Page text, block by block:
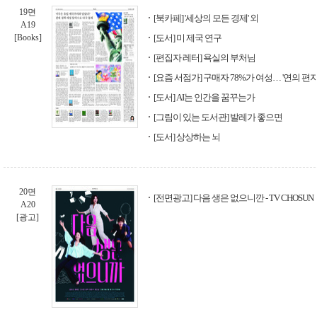
19면
A19
[Books]
[북카페] '세상의 모든 경제' 외
[도서] 미 제국 연구
[편집자 레터] 욕실의 부처님
[요즘 서점가] 구매자 78%가 여성… '연의 편
[도서] AI는 인간을 꿈꾸는가
[그림이 있는 도서관] 발레가 좋으면
[도서] 상상하는 뇌
20면
A20
[광고]
[전면광고] 다음 생은 없으니깐 - TV CHOSUN